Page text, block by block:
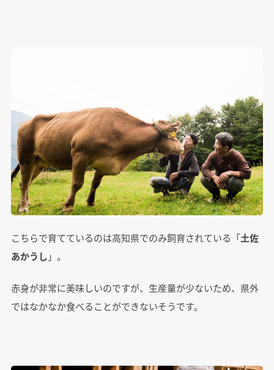
こちらで育てているのは高知県でのみ飼育されている「土佐
あかうし 」。
赤身が非常に美味しいのですが、生産量が少ないため、県外
ではなかなか食べることができないそうです。